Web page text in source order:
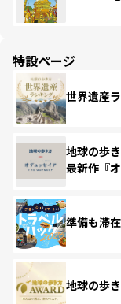
特設ページ
世界遺産
地球の歩
最新作『
準備も滞
地球の歩